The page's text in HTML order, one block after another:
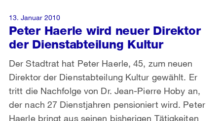
Peter Haerle wird neuer Direktor
der Dienstabteilung Kultur
Der Stadtrat hat Peter Haerle, 45, zum neuen
Direktor der Dienstabteilung Kultur gewählt. Er
tritt die Nachfolge von Dr. Jean-Pierre Hoby an,
der nach 27 Dienstjahren pensioniert wird. Peter
Haerle bringt aus seinen bisherigen Tätigkeiten
13. Januar 2010